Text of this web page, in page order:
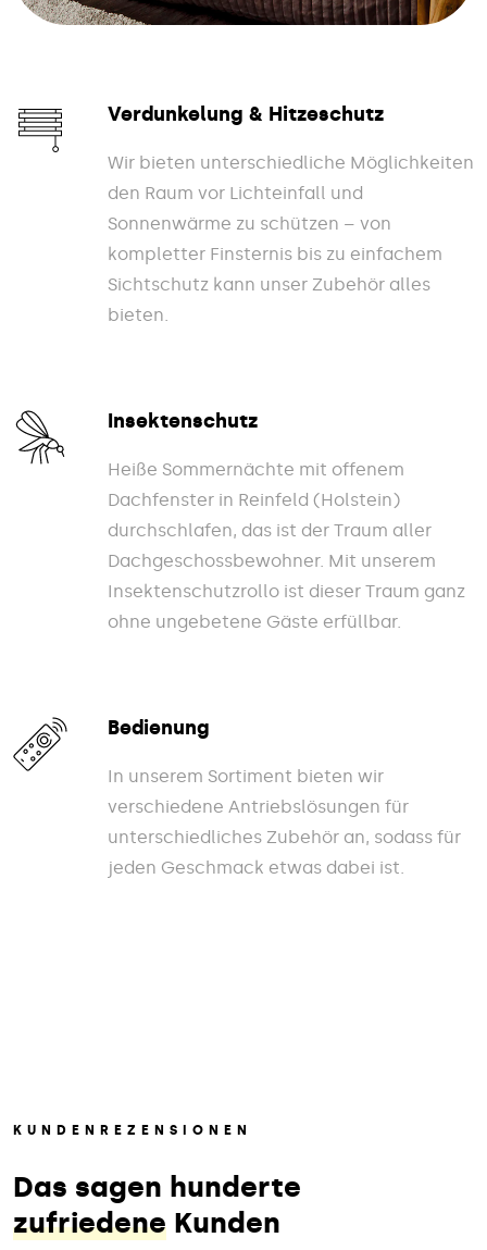
Verdunkelung & Hitzeschutz
Wir bieten unterschiedliche Möglichkeiten
den Raum vor Lichteinfall und
Sonnenwärme zu schützen – von
kompletter Finsternis bis zu einfachem
Sichtschutz kann unser Zubehör alles
bieten.
Insektenschutz
Heiße Sommernächte mit offenem
Dachfenster in Reinfeld (Holstein)
durchschlafen, das ist der Traum aller
Dachgeschossbewohner. Mit unserem
Insektenschutzrollo ist dieser Traum ganz
ohne ungebetene Gäste erfüllbar.
Bedienung
In unserem Sortiment bieten wir
verschiedene Antriebslösungen für
unterschiedliches Zubehör an, sodass für
jeden Geschmack etwas dabei ist.
KUNDENREZENSIONEN
Das sagen hunderte
zufriedene Kunden